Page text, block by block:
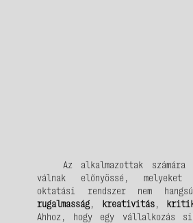
Az alkalmazottak számára
válnak előnyössé, melyeket
oktatási rendszer nem
rugalmasság, kreativitás,
Ahhoz, hogy egy vállalkozás